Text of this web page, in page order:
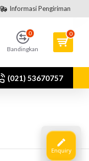
Informasi Pengiriman
Bandingkan
0 0
(021) 53670757
Enquiry